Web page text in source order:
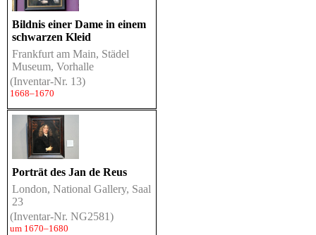
Bildnis einer Dame in einem
schwarzen Kleid
Frankfurt am Main, Städel
Museum, Vorhalle
(Inventar-Nr. 13)
1668–1670
Porträt des Jan de Reus
London, National Gallery, Saal
23
(Inventar-Nr. NG2581)
um 1670–1680